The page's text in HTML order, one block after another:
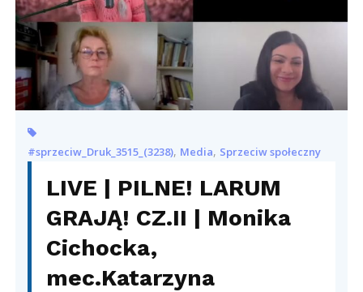
#sprzeciw_Druk_3515_(3238), Media, Sprzeciw społeczny
LIVE | PILNE! LARUM
GRAJĄ! CZ.II | Monika
Cichocka,
mec.Katarzyna